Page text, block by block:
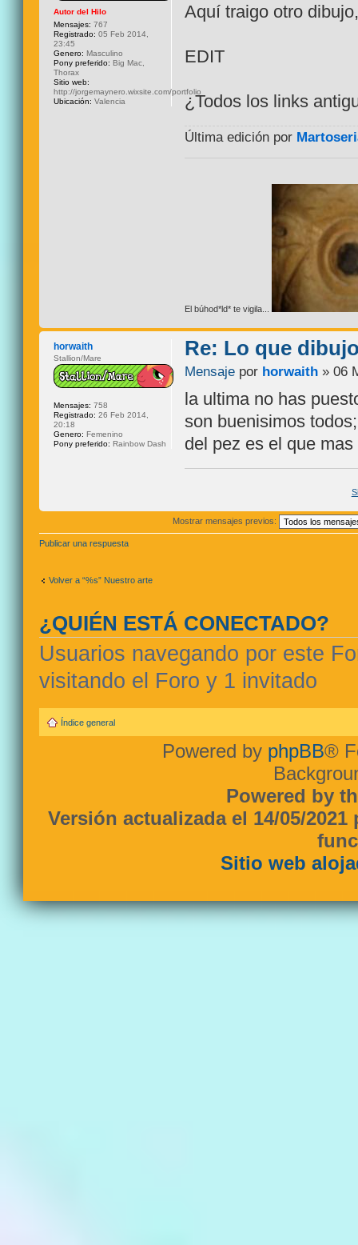
Aquí traigo otro
EDIT
¿Todos los links
Última edición por
El búhod*ld* te vigila...
Autor del Hilo
Mensajes: 767
Registrado: 05 Feb 2014,
23:45
Genero: Masculino
Pony preferido: Big Mac,
Thorax
Sitio web:
http://jorgemaynero.wixsite.com/portfolio
Ubicación: Valencia
Re: Lo que
Mensaje por horwaith » 06
la ultima no has
son buenisimos
del pez es el que
horwaith
Stallion/Mare
Mensajes: 758
Registrado: 26 Feb 2014,
20:18
Genero: Femenino
Pony preferido: Rainbow Dash
Mostrar mensajes previos:
Publicar una respuesta
Volver a “%s” Nuestro arte
¿QUIÉN ESTÁ CONECTADO?
Usuarios navegando por este
visitando el Foro y 1 invitado
Índice general
Powered by phpBB®
Powered by
Versión actualizada el 14/05/
Sitio web